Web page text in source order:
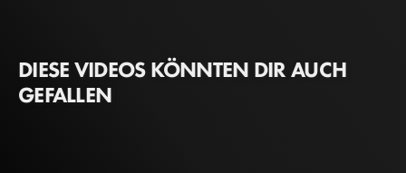
DIESE VIDEOS KÖNNTEN DIR AUCH
GEFALLEN